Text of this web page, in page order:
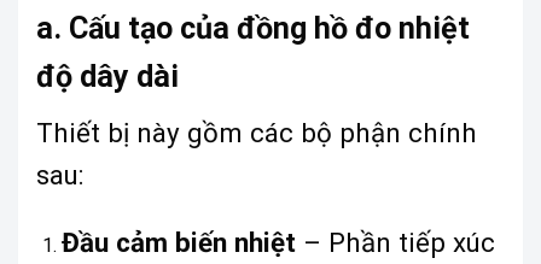
a. Cấu tạo của đồng hồ đo nhiệt
độ dây dài
Thiết bị này gồm các bộ phận chính
sau:
Đầu cảm biến nhiệt– Phần tiếp xúc